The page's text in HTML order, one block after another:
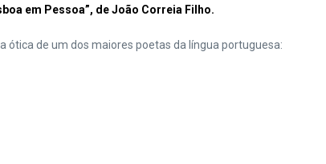
em Pessoa”, de João Correia Filho.
ótica de um dos maiores poetas da língua portuguesa: